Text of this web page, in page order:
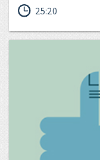
ובין מידה מעטה מדי,
סמכויות אפקטיבית
ובניהול מתקדם, ויחד
למוטיבציה
25:20